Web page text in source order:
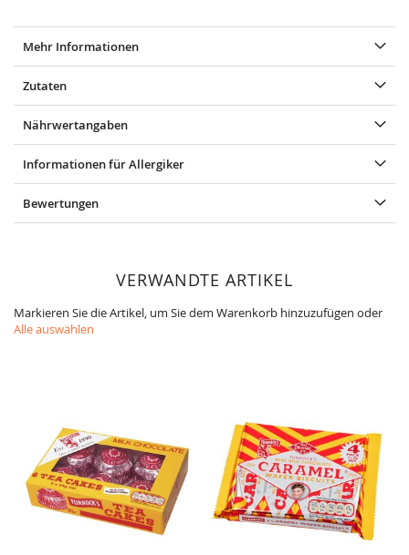
Mehr Informationen
Zutaten
Nährwertangaben
Informationen für Allergiker
Bewertungen
VERWANDTE ARTIKEL
Markieren Sie die Artikel, um Sie dem Warenkorb hinzuzufügen oder
Alle auswählen